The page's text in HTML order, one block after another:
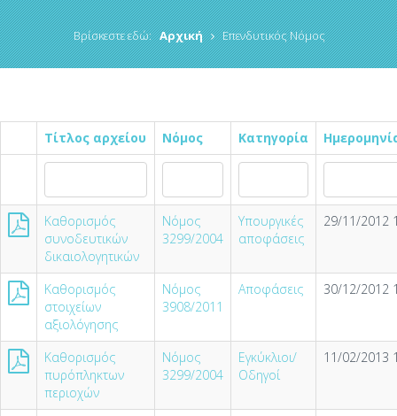
Βρίσκεστε εδώ: Αρχική Επενδυτικός Νόμος
Τίτλος αρχείου Νόμος Κατηγορία
Καθορισμός
συνοδευτικών
δικαιολογητικών
Νόμος
3299/2004
Υπουργικές
αποφάσεις
29/11/2012
Καθορισμός
στοιχείων
αξιολόγησης
Νόμος
3908/2011
Αποφάσεις 30/12/2012
Καθορισμός
πυρόπληκτων
περιοχών
Νόμος
3299/2004
Εγκύκλιοι/
Οδηγοί
11/02/2013